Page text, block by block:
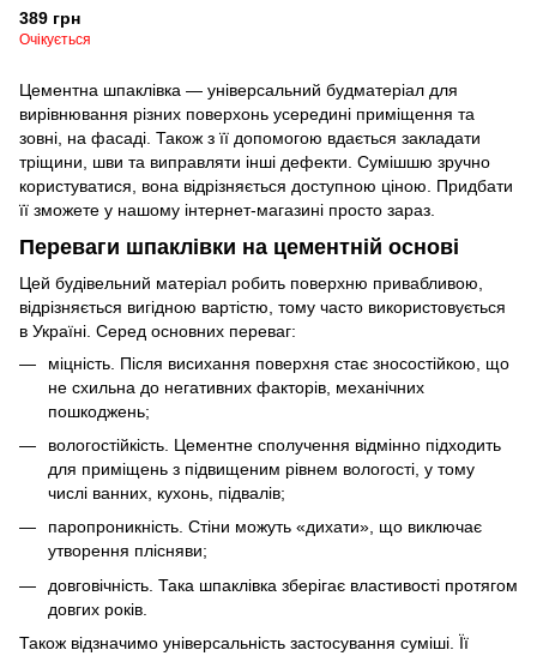
389 грн
Очікується
Цементна шпаклівка — універсальний будматеріал для
вирівнювання різних поверхонь усередині приміщення та
зовні, на фасаді. Також з її допомогою вдається закладати
тріщини, шви та виправляти інші дефекти. Сумішшю зручно
користуватися, вона відрізняється доступною ціною. Придбати
її зможете у нашому інтернет-магазині просто зараз.
Переваги шпаклівки на цементній основі
Цей будівельний матеріал робить поверхню привабливою,
відрізняється вигідною вартістю, тому часто використовується
в Україні. Серед основних переваг:
міцність. Після висихання поверхня стає зносостійкою, що
не схильна до негативних факторів, механічних
пошкоджень;
вологостійкість. Цементне сполучення відмінно підходить
для приміщень з підвищеним рівнем вологості, у тому
числі ванних, кухонь, підвалів;
паропроникність. Стіни можуть «дихати», що виключає
утворення плісняви;
довговічність. Така шпаклівка зберігає властивості протягом
довгих років.
Також відзначимо універсальність застосування суміші. Її